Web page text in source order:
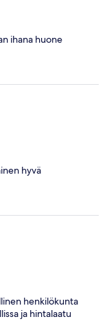
ihana huone
hyvä
henkilökunta
ja hintalaatu